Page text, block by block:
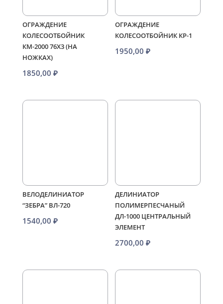
ОГРАЖДЕНИЕ
КОЛЕСООТБОЙНИК
КМ-2000 76Х3 (НА
НОЖКАХ)
1850,00 ₽
ОГРАЖДЕНИЕ
КОЛЕСООТБОЙНИК КР-1
1950,00₽
ВЕЛОДЕЛИНИАТОР
“ЗЕБРА” ВЛ-720
1540,00 ₽
ДЕЛИНИАТОР
ПОЛИМЕРПЕСЧАНЫЙ
ДЛ-1000 ЦЕНТРАЛЬНЫЙ
ЭЛЕМЕНТ
2700,00₽